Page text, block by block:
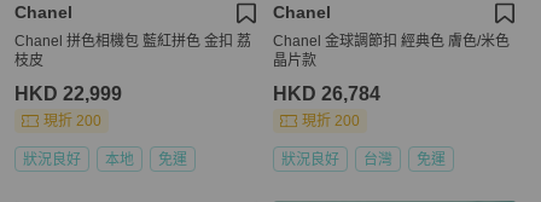
Chanel
Chanel 拼色相機包 藍紅拼色 金扣 荔
枝皮
HKD 22,999
現折 200
狀況良好 本地 免運
Chanel
Chanel 金球調節扣 經典色 膚色/米色
晶片款
HKD 26,784
現折 200
狀況良好 台灣 免運